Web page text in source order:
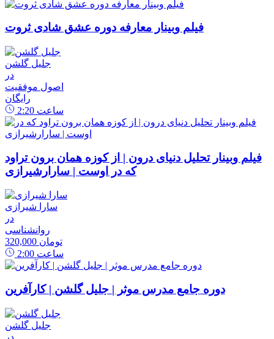
فیلم وبینار معارفه دوره عشق شادی ثروت
جلیل گلشن
در
اصول موفقیت
رایگان
2:20 ساعت
فیلم وبینار تحلیل دنیای درون | از کوزه همان برون تراود
که در اوست | سارارشیرازی
سارا شیرازی
در
روانشناسی
320,000 تومان
2:00 ساعت
دوره جامع مدرس موثر | جلیل گلشن | کارآفرین
جلیل گلشن
در